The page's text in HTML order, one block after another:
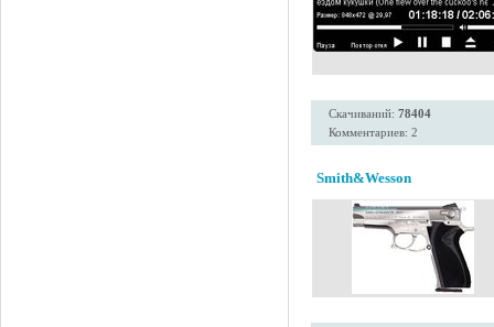
Скачиваний: 78404
Комментариев: 2
Smith&Wesson